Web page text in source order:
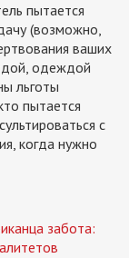
пытается
(возможно,
ваших
одеждой
льготы
пытается
с
когда нужно
забота: